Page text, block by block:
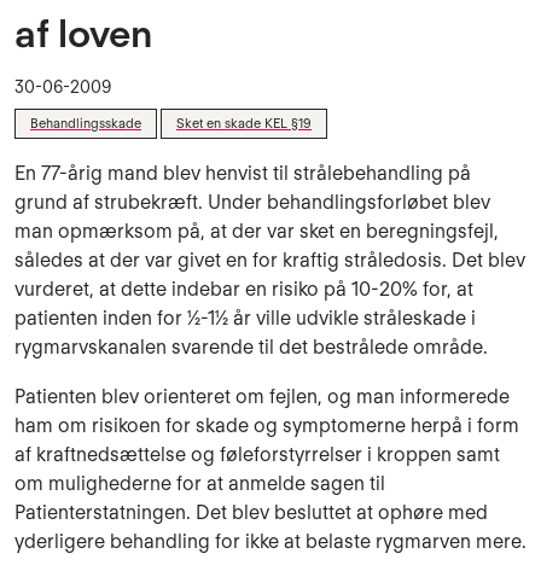
af loven
30-06-2009
Behandlingsskade Sket en skade KEL §19
En 77-årig mand blev henvist til strålebehandling på
grund af strubekræft. Under behand­lingsforløbet blev
man opmærksom på, at der var sket en beregningsfejl,
således at der var gi­vet en for kraftig stråledosis. Det blev
vurderet, at dette indebar en risiko på 10-20% for, at
patienten inden for ½-1½ år ville udvikle stråleskade i
rygmarvskanalen svarende til det be­strålede område.
Patienten blev orienteret om fejlen, og man informerede
ham om risikoen for skade og symptomerne herpå i form
af kraftnedsættelse og føleforstyrrelser i kroppen samt
om mulig­hederne for at anmelde sagen til
Patienterstatningen. Det blev besluttet at ophøre med
yderli­gere behandling for ikke at belaste rygmarven mere.